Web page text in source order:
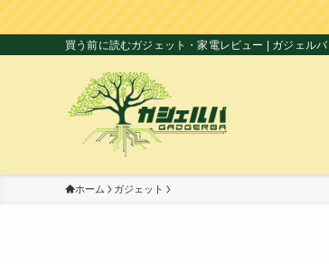
買う前に読むガジェット・家電レビュー | ガジェルバ
ホーム ガジェット